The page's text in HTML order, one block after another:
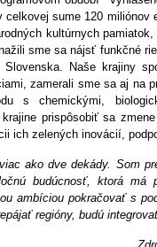
sume 120
kultúrnych
sme sa nájsť funkčné
Naše krajiny
zamerali sme sa aj na
s chemickými,
prispôsobiť sa
ich zelených inovácií,
ako dve dekády. Som
budúcnosť, ktorá
ambíciou pokračovať s
regióny, budú